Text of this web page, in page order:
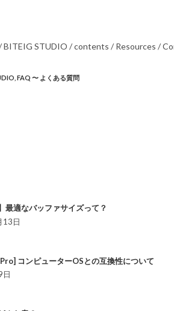
BITEIG STUDIO / contents / Resources /
FAQ 〜 よくある質問
最適なバッファサイズって？
13日
コンピューターOSとの互換性について
日